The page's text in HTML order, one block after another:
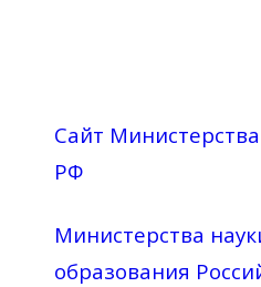
Сайт
РФ
Министерства
образования